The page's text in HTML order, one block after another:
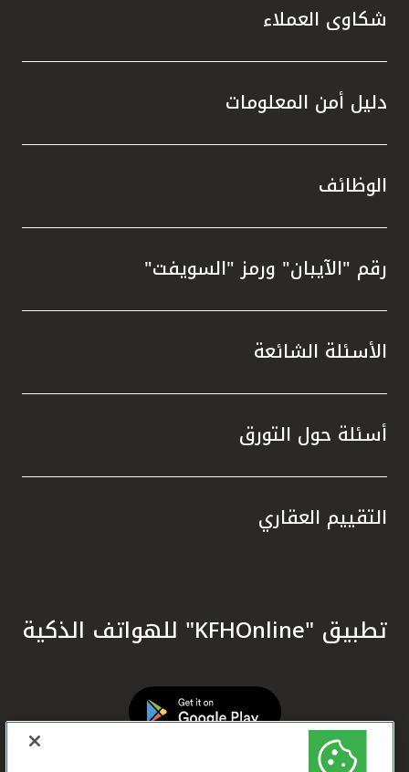
شكاوى العملاء
دليل أمن المعلومات
الوظائف
رقم "الآيبان" ورمز "السويفت"
الأسئلة الشائعة
أسئلة حول التورق
التقييم العقاري
تطبيق "KFHOnline" للهواتف الذكية